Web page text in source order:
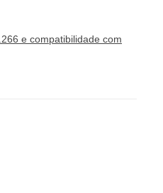
e compatibilidade com